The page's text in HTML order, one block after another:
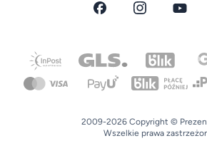
2009-2026 Copyright ©
Wszelkie prawa